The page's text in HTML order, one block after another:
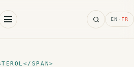
Search
EN · FR
SPAN>